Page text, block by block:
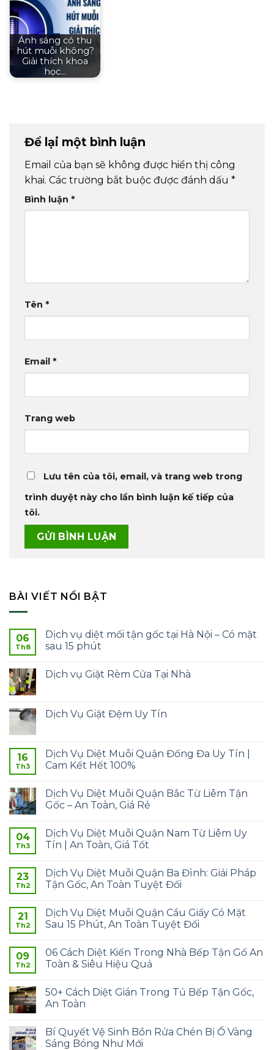
Ánh sáng có thu
hút muỗi không?
Giải thích khoa
học…
Để lại một bình luận
Email của bạn sẽ không được hiển thị công
khai. Các trường bắt buộc được đánh dấu *
Bình luận *
Tên *
Email *
Trang web
Lưu tên của tôi, email, và trang web trong
trình duyệt này cho lần bình luận kế tiếp của
tôi.
BÀI VIẾT NỔI BẬT
06
Th8
Dịch vụ diệt mối tận gốc tại Hà Nội – Có mặt
sau 15 phút
Dịch vụ Giặt Rèm Cửa Tại Nhà
Dịch Vụ Giặt Đệm Uy Tín
16
Th3
Dịch Vụ Diệt Muỗi Quận Đống Đa Uy Tín |
Cam Kết Hết 100%
Dịch Vụ Diệt Muỗi Quận Bắc Từ Liêm Tận
Gốc – An Toàn, Giá Rẻ
04
Th3
Dịch Vụ Diệt Muỗi Quận Nam Từ Liêm Uy
Tín | An Toàn, Giá Tốt
23
Th2
Dịch Vụ Diệt Muỗi Quận Ba Đình: Giải Pháp
Tận Gốc, An Toàn Tuyệt Đối
21
Th2
Dịch Vụ Diệt Muỗi Quận Cầu Giấy Có Mặt
Sau 15 Phút, An Toàn Tuyệt Đối
09
Th2
06 Cách Diệt Kiến Trong Nhà Bếp Tận Gố An
Toàn & Siêu Hiệu Quả
50+ Cách Diệt Gián Trong Tủ Bếp Tận Gốc,
An Toàn
Bí Quyết Vệ Sinh Bồn Rửa Chén Bị Ố Vàng
Sáng Bóng Như Mới